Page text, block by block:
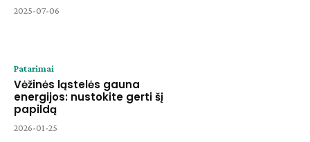
2025-07-06
Patarimai
Vėžinės ląstelės gauna
energijos: nustokite gerti šį
papildą
2026-01-25